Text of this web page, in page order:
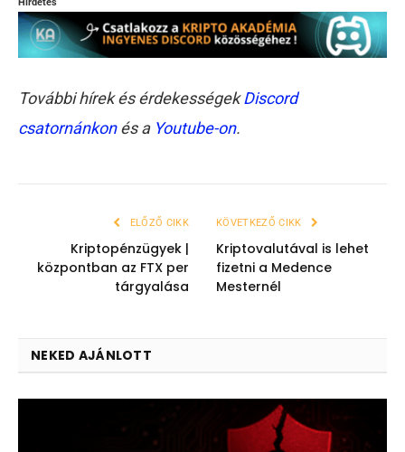
További hírek és érdekességekDiscord
csatornánkonés a Youtube-on.
ELŐZŐ CIKK
Kriptopénzügyek |
központban az FTX per
tárgyalása
KÖVETKEZŐ CIKK
Kriptovalutával is lehet
fizetni a Medence
Mesternél
NEKED AJÁNLOTT